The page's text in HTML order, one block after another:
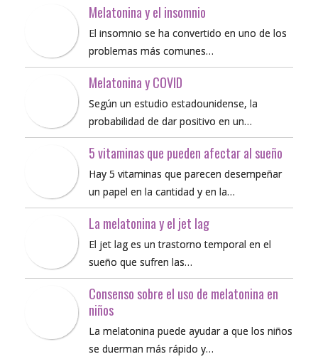
Melatonina y el insomnio
El insomnio se ha convertido en uno de los
problemas más comunes…
Melatonina y COVID
Según un estudio estadounidense, la
probabilidad de dar positivo en un…
5 vitaminas que pueden afectar al sueño
Hay 5 vitaminas que parecen desempeñar
un papel en la cantidad y en la…
La melatonina y el jet lag
El jet lag es un trastorno temporal en el
sueño que sufren las…
Consenso sobre el uso de melatonina en
niños
La melatonina puede ayudar a que los niños
se duerman más rápido y…